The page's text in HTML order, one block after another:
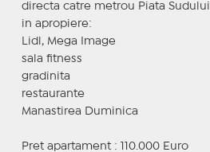
directa catre metrou Piata Sudului
in apropiere:
Lidl, Mega Image
sala fitness
gradinita
restaurante
Manastirea Duminica
Pret apartament : 110.000 Euro